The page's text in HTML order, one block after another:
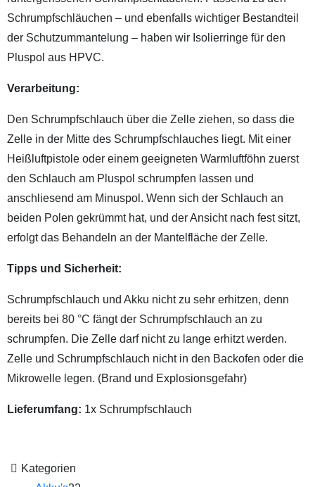
Schrumpfschläuchen – und ebenfalls wichtiger Bestandteil
der Schutzummantelung – haben wir Isolierringe für den
Pluspol aus HPVC.
Verarbeitung:
Den Schrumpfschlauch über die Zelle ziehen, so dass die
Zelle in der Mitte des Schrumpfschlauches liegt. Mit einer
Heißluftpistole oder einem geeigneten Warmluftföhn zuerst
den Schlauch am Pluspol schrumpfen lassen und
anschliesend am Minuspol. Wenn sich der Schlauch an
beiden Polen gekrümmt hat, und der Ansicht nach fest sitzt,
erfolgt das Behandeln an der Mantelfläche der Zelle.
Tipps und Sicherheit:
Schrumpfschlauch und Akku nicht zu sehr erhitzen, denn
bereits bei 80 °C fängt der Schrumpfschlauch an zu
schrumpfen. Die Zelle darf nicht zu lange erhitzt werden.
Zelle und Schrumpfschlauch nicht in den Backofen oder die
Mikrowelle legen. (Brand und Explosionsgefahr)
Lieferumfang: 1x Schrumpfschlauch
Kategorien